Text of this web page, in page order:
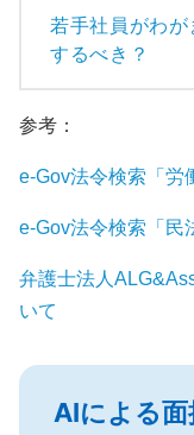
若手社員がわ
するべき？
参考：
e-Gov法令検索「労
e-Gov法令検索「民
弁護士法人
いて
AIによる